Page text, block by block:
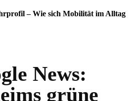
– Wie sich Mobilität im Alltag
News:
grüne